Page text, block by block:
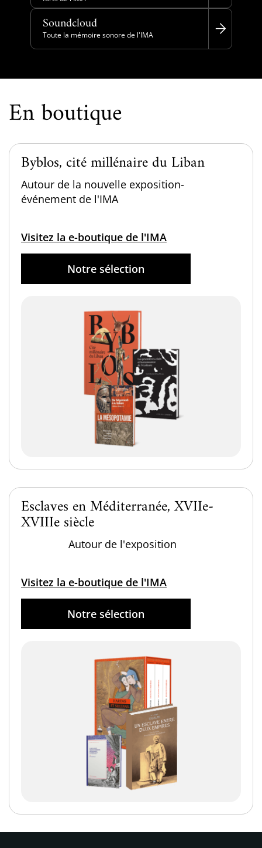
Soundcloud
Toute la mémoire sonore de l'IMA
En boutique
Byblos, cité millénaire du Liban
Autour de la nouvelle exposition-
événement de l'IMA
Notre sélection
Visitez la e-boutique de l'IMA
Esclaves en Méditerranée, XVIIe-
XVIIIe siècle
Autour de l'exposition
Notre sélection
Visitez la e-boutique de l'IMA